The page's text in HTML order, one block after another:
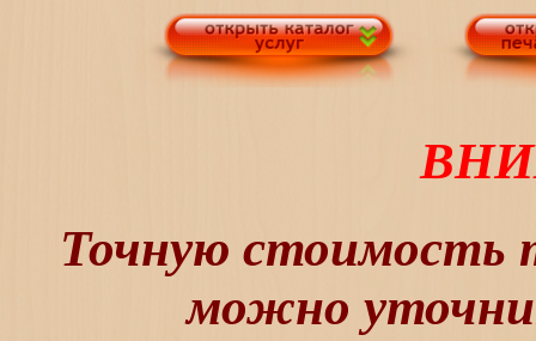
Точную стоимость
можно